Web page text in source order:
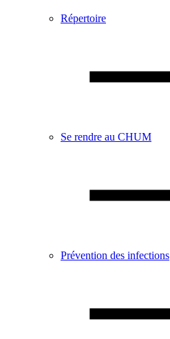
Répertoire
Se rendre au CHUM
Prévention des infections